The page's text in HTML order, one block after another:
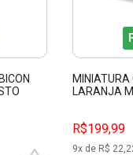
LARANJA
R$199,99
9x de R$